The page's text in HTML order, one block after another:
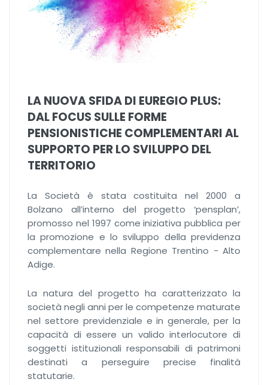
LA NUOVA SFIDA DI EUREGIO PLUS:
DAL FOCUS SULLE FORME
PENSIONISTICHE COMPLEMENTARI AL
SUPPORTO PER LO SVILUPPO DEL
TERRITORIO
La Società è stata costituita nel 2000 a
Bolzano all’interno del progetto ‘pensplan’,
promosso nel 1997 come iniziativa pubblica per
la promozione e lo sviluppo della previdenza
complementare nella Regione Trentino - Alto
Adige.
La natura del progetto ha caratterizzato la
società negli anni per le competenze maturate
nel settore previdenziale e in generale, per la
capacità di essere un valido interlocutore di
soggetti istituzionali responsabili di patrimoni
destinati a perseguire precise finalità
statutarie.